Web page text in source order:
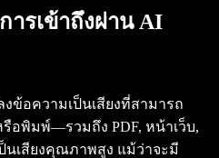
ารเข้าถึงผ่าน AI
ข้อความเป็นเสียงที่สามารถ
อพิมพ์—รวมถึง PDF, หน้าเว็บ,
นเสียงคุณภาพสูง แม้ว่าจะมี